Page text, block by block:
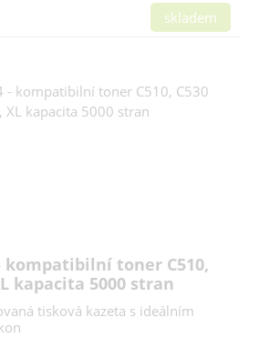
skladem
kompatibilní toner C510,
kapacita 5000 stran
tisková kazeta s ideálním